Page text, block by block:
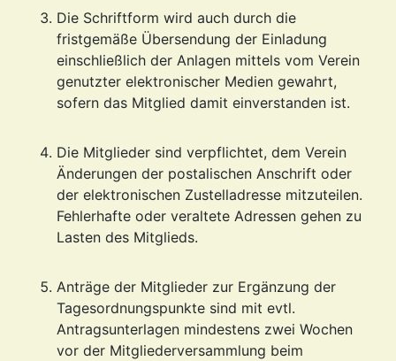
Die Schriftform wird auch durch die
fristgemäße Übersendung der Einladung
einschließlich der Anlagen mittels vom Verein
genutzter elektronischer Medien gewahrt,
sofern das Mitglied damit einverstanden ist.
Die Mitglieder sind verpflichtet, dem Verein
Änderungen der postalischen Anschrift oder
der elektronischen Zustelladresse mitzuteilen.
Fehlerhafte oder veraltete Adressen gehen zu
Lasten des Mitglieds.
Anträge der Mitglieder zur Ergänzung der
Tagesordnungspunkte sind mit evtl.
Antragsunterlagen mindestens zwei Wochen
vor der Mitgliederversammlung beim